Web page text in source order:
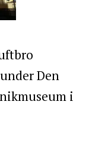
Den
i